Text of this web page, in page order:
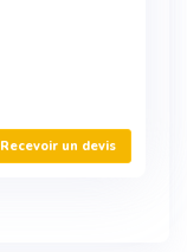
Recevoir un devis